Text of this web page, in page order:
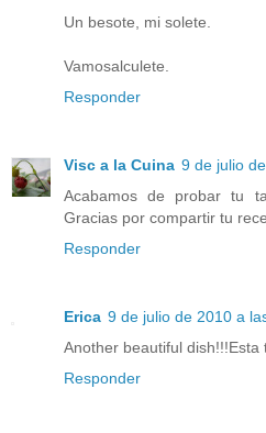
Un besote, mi solete.
Vamosalculete.
Responder
Visc a la Cuina 9 de julio
Acabamos de probar tu
Gracias por compartir tu
Responder
Erica 9 de julio de 2010 a
Another beautiful dish!!!Esta
Responder